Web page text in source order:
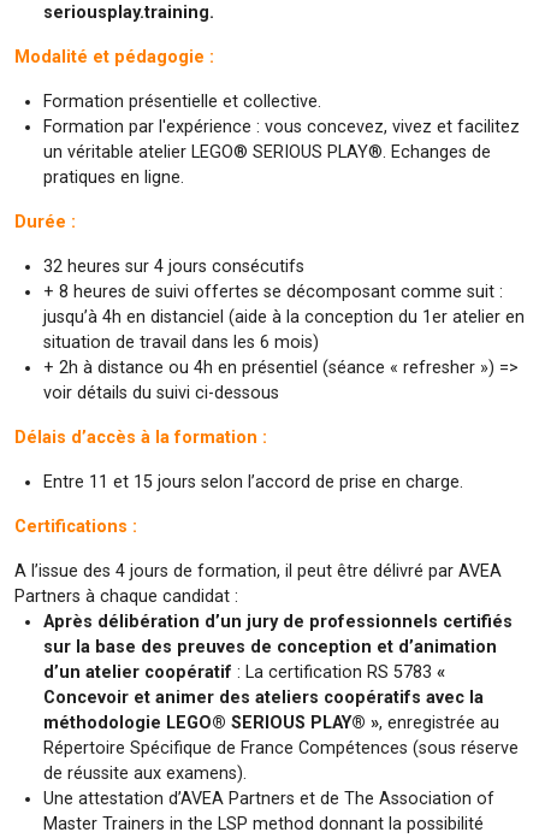
seriousplay.training.
Modalité et pédagogie :
Formation présentielle et collective.
Formation par l'expérience : vous concevez, vivez et facilitez
un véritable atelier LEGO® SERIOUS PLAY®. Echanges de
pratiques en ligne.
Durée :
32 heures sur 4 jours consécutifs
+ 8 heures de suivi offertes se décomposant comme suit :
jusqu’à 4h en distanciel (aide à la conception du 1er atelier en
situation de travail dans les 6 mois)
+ 2h à distance ou 4h en présentiel (séance « refresher ») =>
voir détails du suivi ci-dessous
Délais d’accès à la formation :
Entre 11 et 15 jours selon l’accord de prise en charge.
Certifications :
A l’issue des 4 jours de formation, il peut être délivré par AVEA
Partners à chaque candidat :
Après délibération d’un jury de professionnels certifiés
sur la base des preuves de conception et d’animation
d’un atelier coopératif : La certification RS 5783 «
Concevoir et animer des ateliers coopératifs avec la
méthodologie LEGO® SERIOUS PLAY® », enregistrée au
Répertoire Spécifique de France Compétences (sous réserve
de réussite aux examens).
Une attestation d’AVEA Partners et de The Association of
Master Trainers in the LSP method donnant la possibilité